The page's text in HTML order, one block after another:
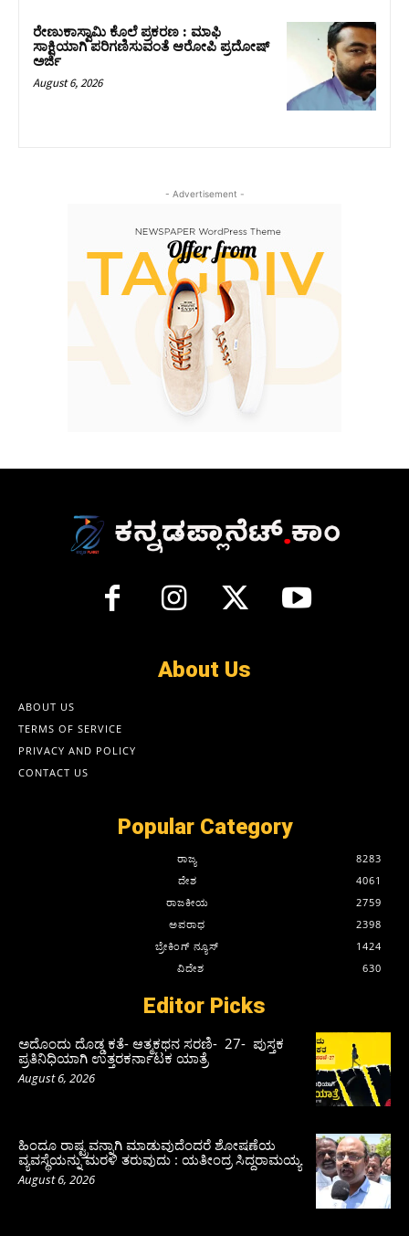
ರೇಣುಕಾಸ್ವಾಮಿ ಕೊಲೆ ಪ್ರಕರಣ : ಮಾಫಿ
ಸಾಕ್ಷಿಯಾಗಿ ಪರಿಗಣಿಸುವಂತೆ ಆರೋಪಿ ಪ್ರದೋಷ್‌
ಅರ್ಜಿ
August 6, 2026
- Advertisement -
About Us
ABOUT US
TERMS OF SERVICE
PRIVACY AND POLICY
CONTACT US
Popular Category
ರಾಜ್ಯ
8283
ದೇಶ
4061
ರಾಜಕೀಯ
2759
ಅಪರಾಧ
2398
ಬ್ರೇಕಿಂಗ್ ನ್ಯೂಸ್
1424
ವಿದೇಶ
630
Editor Picks
ಅದೊಂದು ದೊಡ್ಡ ಕತೆ- ಆತ್ಮಕಥನ ಸರಣಿ- 27- ಪುಸ್ತಕ
ಪ್ರತಿನಿಧಿಯಾಗಿ ಉತ್ತರಕರ್ನಾಟಕ ಯಾತ್ರೆ
August 6, 2026
ಹಿಂದೂ ರಾಷ್ಟ್ರವನ್ನಾಗಿ ಮಾಡುವುದೆಂದರೆ ಶೋಷಣೆಯ
ವ್ಯವಸ್ಥೆಯನ್ನು ಮರಳಿ ತರುವುದು : ಯತೀಂದ್ರ ಸಿದ್ದರಾಮಯ್ಯ
August 6, 2026